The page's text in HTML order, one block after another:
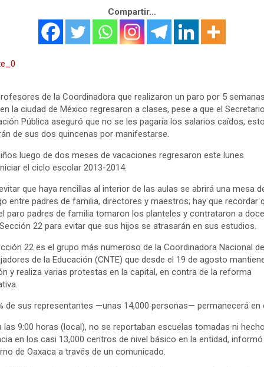
Compartir...
de la Coordinadora que realizaron un paro por 5
la ciudad de México regresaron a clases, pese a que el
Pública aseguró que no se les pagaría los salarios caídos,
de sus dos quincenas por manifestarse.
luego de dos meses de vacaciones regresaron este lunes
el ciclo escolar 2013-2014.
que haya rencillas al interior de las aulas se abrirá una mesa
entre padres de familia, directores y maestros; hay que recordar
paro padres de familia tomaron los planteles y contrataron a
22 para evitar que sus hijos se atrasarán en sus estudios.
22 es el grupo más numeroso de la Coordinadora Nacional de
de la Educación (CNTE) que desde el 19 de agosto
y realiza varias protestas en la capital, en contra de la reforma
de sus representantes —unas 14,000 personas— permanecerá en
las 9:00 horas (local), no se reportaban escuelas tomadas ni
en los casi 13,000 centros de nivel básico en la entidad,
de Oaxaca a través de un comunicado.